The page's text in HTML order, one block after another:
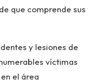
que comprende sus
y lesiones de
víctimas
el área